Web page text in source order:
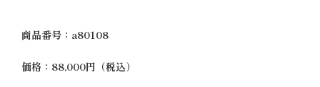
商品番号：a80108
価格：88,000円（税込）